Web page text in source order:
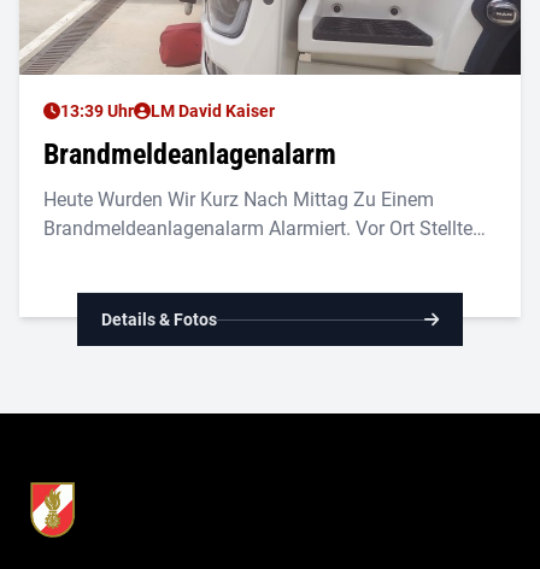
13:39 Uhr LM David Kaiser
Brandmeldeanlagenalarm
Heute Wurden Wir Kurz Nach Mittag Zu Einem
Brandmeldeanlagenalarm Alarmiert. Vor Ort Stellte
Einer Rauchentwicklung Im Einwiegeraum
Gekommen War. Durch Das Rasche Eingreifen Der
Betriebsfeuerwehr Konnte Die Situation Bereits Vor
Details & Fotos